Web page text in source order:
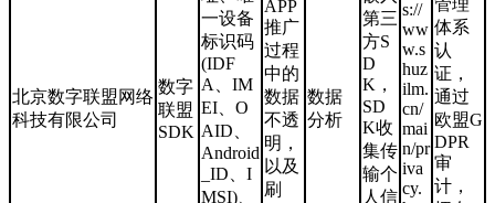
北京数字联盟网络
科技有限公司
数字
联盟
SDK
一设备
标识码
(IDF
A、IM
EI、O
AID、
Android
_ID、I
MSI)、
APP
推广
过程
中的
数据
不透
明，
以及
刷
数据
分析
第三
方S
D
K，
SD
K收
集传
输个
人信
s://
ww
w.s
huz
ilm.
cn/
mai
n/pr
iva
cy.
管理
体系
认
证，
通过
欧盟G
DPR
审
计，